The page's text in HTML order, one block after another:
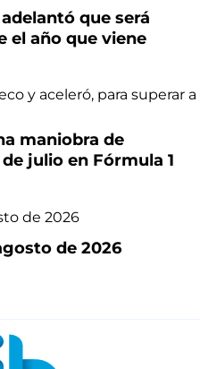
que será
el año que viene
maniobra de
julio en Fórmula 1
de 2026